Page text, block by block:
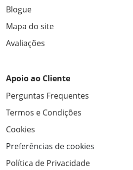
Blogue
Mapa do site
Avaliações
Apoio ao Cliente
Perguntas Frequentes
Termos e Condições
Cookies
Preferências de cookies
Política de Privacidade